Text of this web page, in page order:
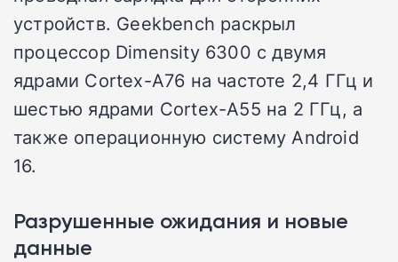
устройств. Geekbench раскрыл
процессор Dimensity 6300 с двумя
ядрами Cortex-A76 на частоте 2,4 ГГц и
шестью ядрами Cortex-A55 на 2 ГГц, а
также операционную систему Android
16.
Разрушенные ожидания и новые
данные